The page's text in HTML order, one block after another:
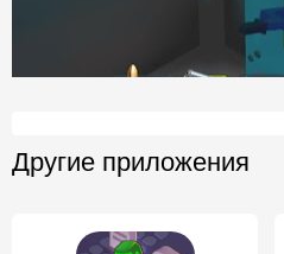
Другие приложения